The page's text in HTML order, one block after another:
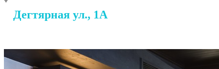
Дегтярная ул., 1А